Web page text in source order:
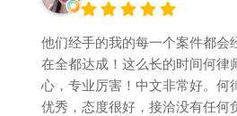
他们经手的我的每一个案件都会
在全都达成！这么长的时间何律
心，专业厉害！中文非常好。何
优秀，态度很好，接洽没有任何